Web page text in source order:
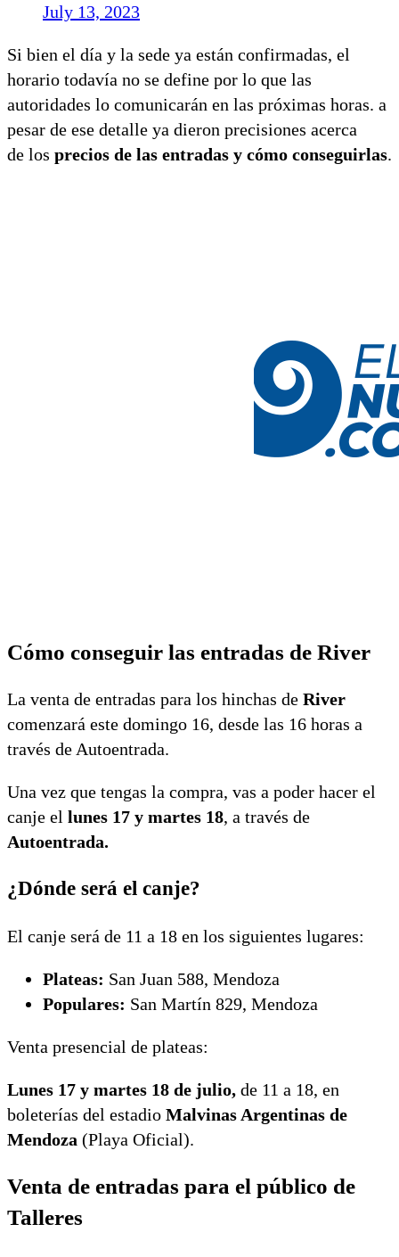
July 13, 2023
Si bien el día y la sede ya están confirmadas, el
horario todavía no se define por lo que las
autoridades lo comunicarán en las próximas horas. a
pesar de ese detalle ya dieron precisiones acerca
de los precios de las entradas y cómo conseguirlas.
Cómo conseguir las entradas de River
La venta de entradas para los hinchas de River
comenzará este domingo 16, desde las 16 horas a
través de Autoentrada.
Una vez que tengas la compra, vas a poder hacer el
canje el lunes 17 y martes 18, a través de
Autoentrada.
¿Dónde será el canje?
El canje será de 11 a 18 en los siguientes lugares:
Plateas: San Juan 588, Mendoza
Populares: San Martín 829, Mendoza
Venta presencial de plateas:
Lunes 17 y martes 18 de julio, de 11 a 18, en
boleterías del estadio Malvinas Argentinas de
Mendoza (Playa Oficial).
Venta de entradas para el público de
Talleres